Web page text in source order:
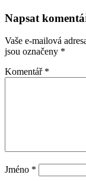
Napsat
Vaše e-mailová
jsou označeny *
Komentář *
Jméno *